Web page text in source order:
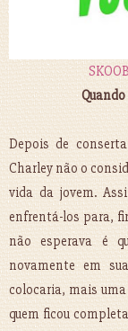
SKOOB
Depois de
Charley não o
vida da jovem.
enfrentá-los para,
não esperava é
novamente em
colocaria, mais
quem ficou